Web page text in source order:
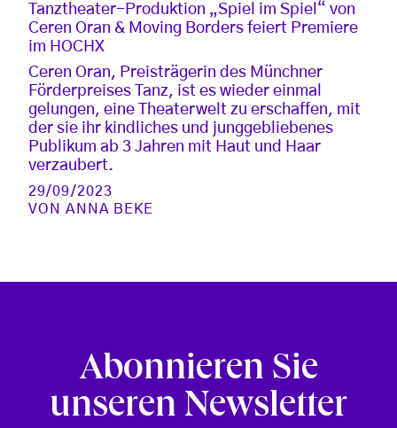
Tanztheater-Produktion „Spiel im Spiel“ von
Ceren Oran & Moving Borders feiert Premiere
im HOCHX
Ceren Oran, Preisträgerin des Münchner
Förderpreises Tanz, ist es wieder einmal
gelungen, eine Theaterwelt zu erschaffen, mit
der sie ihr kindliches und junggebliebenes
Publikum ab 3 Jahren mit Haut und Haar
verzaubert.
29/09/2023
VONANNA BEKE
Abonnieren Sie
unseren Newsletter